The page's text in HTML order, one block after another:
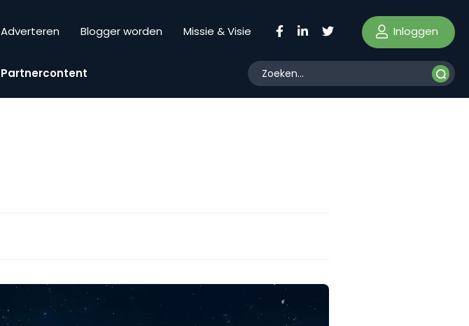
Adverteren Blogger worden Missie & Visie Inloggen
Partnercontent